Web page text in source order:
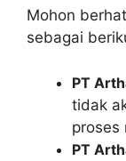
Mohon
sebagai
PT
tidak
proses
PT